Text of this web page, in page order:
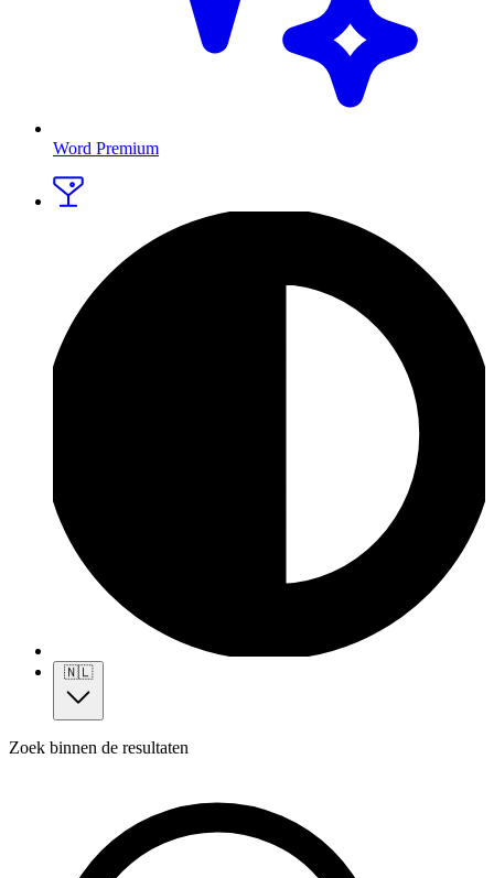
Word Premium
🇳🇱
Zoek binnen de resultaten